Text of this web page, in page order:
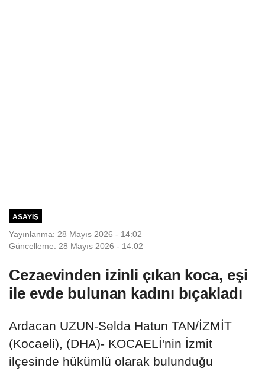
ASAYIŞ
Yayınlanma: 28 Mayıs 2026 - 14:02
Güncelleme: 28 Mayıs 2026 - 14:02
Cezaevinden izinli çıkan koca, eşi
ile evde bulunan kadını bıçakladı
Ardacan UZUN-Selda Hatun TAN/İZMİT
(Kocaeli), (DHA)- KOCAELİ'nin İzmit
ilçesinde hükümlü olarak bulunduğu